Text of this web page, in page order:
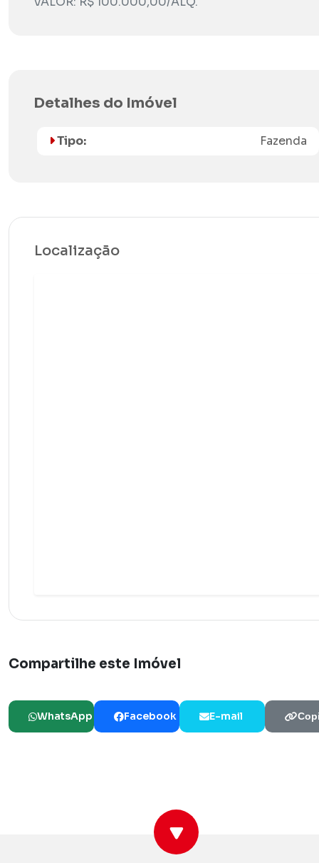
Detalhes do Imóvel
Tipo: Fazenda
Localização
Compartilhe este Imóvel
WhatsApp Facebook E-mail